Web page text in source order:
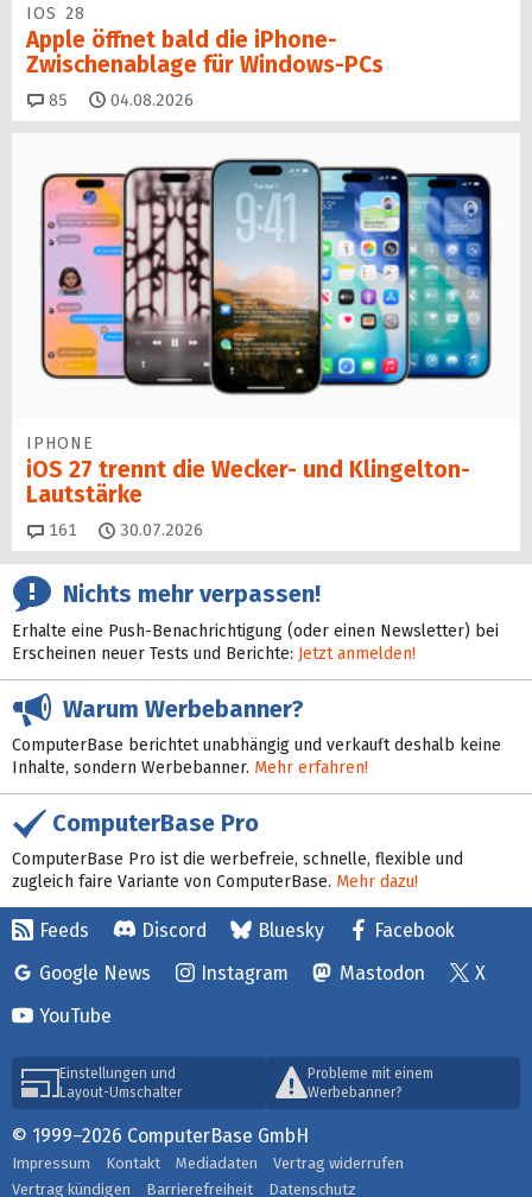
IOS 28
Apple öffnet bald die iPhone-
Zwischenablage für Windows-PCs
85 Kommentare
04.08.2026
IPHONE
iOS 27 trennt die Wecker- und Klingelton-
Lautstärke
161 Kommentare
30.07.2026
Nichts mehr verpassen!
Erhalte eine Push-Benachrichtigung (oder einen Newsletter) bei
Erscheinen neuer Tests und Berichte: Jetzt anmelden!
Warum Werbebanner?
ComputerBase berichtet unabhängig und verkauft deshalb keine
Inhalte, sondern Werbebanner. Mehr erfahren!
ComputerBase Pro
ComputerBase Pro ist die werbefreie, schnelle, flexible und
zugleich faire Variante von ComputerBase. Mehr dazu!
Feeds Discord Bluesky
Facebook
Google News
Instagram Mastodon
X
YouTube
Einstellungen und
Layout-Umschalter
Probleme mit einem
Werbebanner?
© 1999–2026 ComputerBase GmbH
Impressum Kontakt Mediadaten
Vertrag widerrufen
Vertrag kündigen
Barrierefreiheit Datenschutz